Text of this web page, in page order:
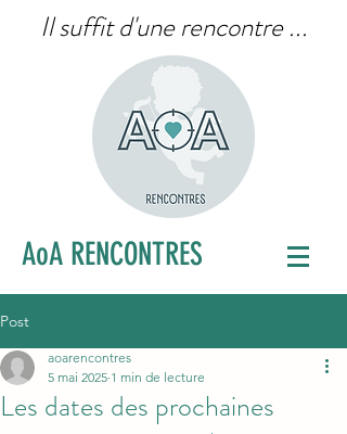
Il suffit d'une rencontre ...
AoA RENCONTRES
Post
Les dates des prochaines
aoarencontres
5 mai 2025 1 min de lecture